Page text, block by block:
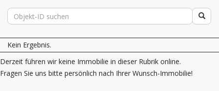
Kein Ergebnis.
Derzeit führen wir keine Immobilie in dieser Rubrik online.
Fragen Sie uns bitte persönlich nach Ihrer Wunsch-Immobilie!